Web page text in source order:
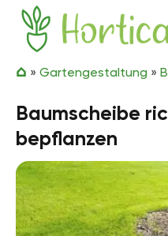
Zum Inhalt springen
Hortica
» Gartengestaltung »
Baumscheibe
bepflanzen